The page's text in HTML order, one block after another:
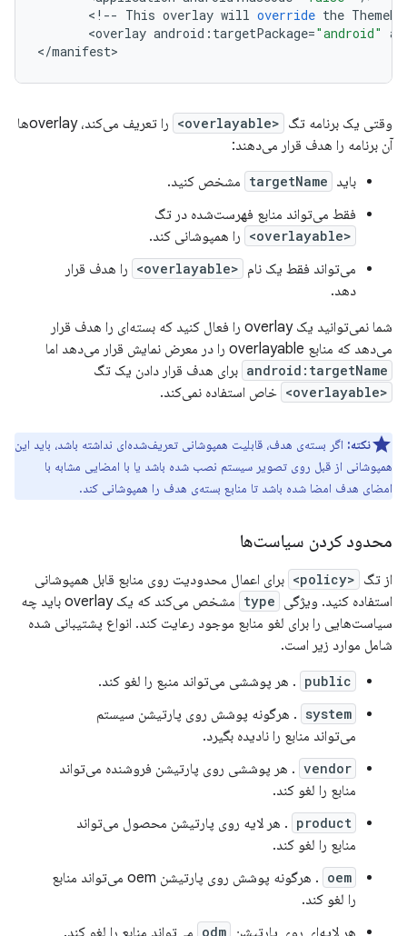
< ! -- This overlay will override the
<overlay android : targetPackage="android"
</manifest
وقتی یک برنامه تگ <overlayable>
را تعریف می‌کند، overlayها
آن برنامه را هدف قرار می‌دهند:
باید targetName مشخص کنید.
فقط می‌تواند منابع فهرست‌شده در تگ
<overlayable>
را همپوشانی کند.
می‌تواند فقط یک نام <overlayable>
را هدف قرار
دهد.
شما نمی‌توانید یک overlay را فعال کنید که بسته‌ای را هدف قرار
می‌دهد که منابع overlayable را در معرض نمایش قرار می‌دهد اما
android:targetName برای هدف قرار دادن یک تگ
<overlayable> خاص استفاده نمی‌کند.
نکته: اگر بسته‌ی هدف، قابلیت همپوشانی تعریف‌شده‌ای نداشته باشد، باید این
همپوشانی از قبل روی تصویر سیستم نصب شده باشد یا با امضایی مشابه با
امضای هدف امضا شده باشد تا منابع بسته‌ی هدف را همپوشانی کند.
محدود کردن سیاست‌ها
از تگ <policy>
برای اعمال محدودیت روی منابع قابل همپوشانی
استفاده کنید. ویژگی type
مشخص می‌کند که یک overlay باید چه
سیاست‌هایی را برای لغو منابع موجود رعایت کند. انواع پشتیبانی شده
شامل موارد زیر است.
public . هر پوششی می‌تواند منبع را لغو کند.
system . هرگونه پوشش روی پارتیشن سیستم
می‌تواند منابع را نادیده بگیرد.
vendor . هر پوششی روی پارتیشن فروشنده می‌تواند
منابع را لغو کند.
product . هر لایه روی پارتیشن محصول می‌تواند
منابع را لغو کند.
oem
. هرگونه پوشش روی پارتیشن oem می‌تواند منابع
را لغو کند.
هر لایه‌ای روی پارتیشن odm می‌تواند منابع را لغو کند.